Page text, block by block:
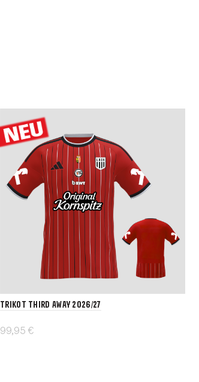
Trikot Third Away 2026/27
99,95 €